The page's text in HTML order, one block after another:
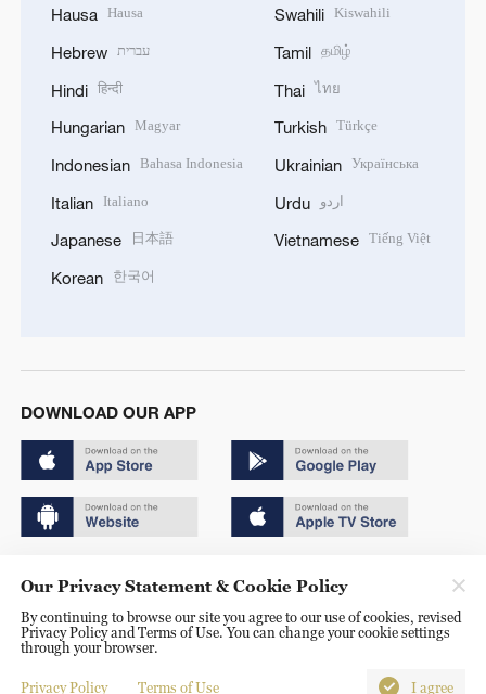
Hausa Hausa
Hebrew עברית
Hindi हिन्दी
Hungarian Magyar
Indonesian Bahasa Indonesia
Italian Italiano
Japanese 日本語
Korean 한국어
Swahili Kiswahili
Tamil தமிழ்
Thai ไทย
Turkish Türkçe
Ukrainian Українська
Urdu اردو
Vietnamese Tiếng Việt
DOWNLOAD OUR APP
京ICP备20000184号
京公网安备 11010502050052号
Disinformation report hotline: 010-85061466
Our Privacy Statement & Cookie Policy
By continuing to browse our site you agree to our use of cookies, revised
Privacy Policy and Terms of Use. You can change your cookie settings
through your browser.
Privacy Policy Terms of Use I agree